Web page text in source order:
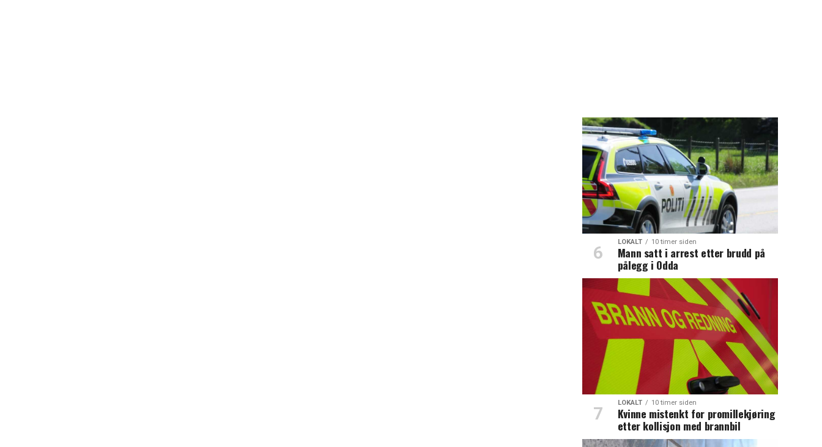
LOKALT 10 timer siden
Mann satt i arrest etter brudd på
pålegg i Odda
LOKALT 10 timer siden
Kvinne mistenkt for promillekjøring
etter kollisjon med brannbil